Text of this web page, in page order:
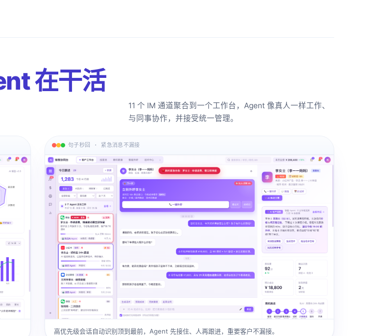
在干活
11 个 IM 通道聚合到一个工作台，Agent 像真人一样工作、
与同事协作，并接受统一管理。
句子秒回 · 紧急消息不漏接
高优先级会话自动识别顶到最前，Agent 先接住、人再跟进，重要客户不漏接。